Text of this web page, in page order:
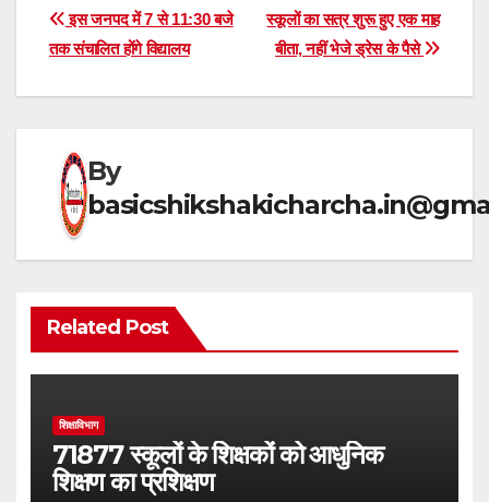
at
s
A
p
e
gr
a
c
e
b
k
ar
Post
navigation
स्कूलों का सत्र शुरू हुए एक माह
बीता, नहीं भेजे ड्रेस के पैसे
इस जनपद में 7 से 11:30 बजे
तक संचालित होंगे विद्यालय
By
Related Post
शिक्षाविभाग
71877 स्कूलों के शिक्षकों को आधुनिक
शिक्षण का प्रशिक्षण